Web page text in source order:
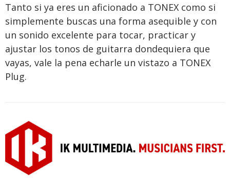
Tanto si ya eres un aficionado a TONEX como si
simplemente buscas una forma asequible y con
un sonido excelente para tocar, practicar y
ajustar los tonos de guitarra dondequiera que
vayas, vale la pena echarle un vistazo a TONEX
Plug.